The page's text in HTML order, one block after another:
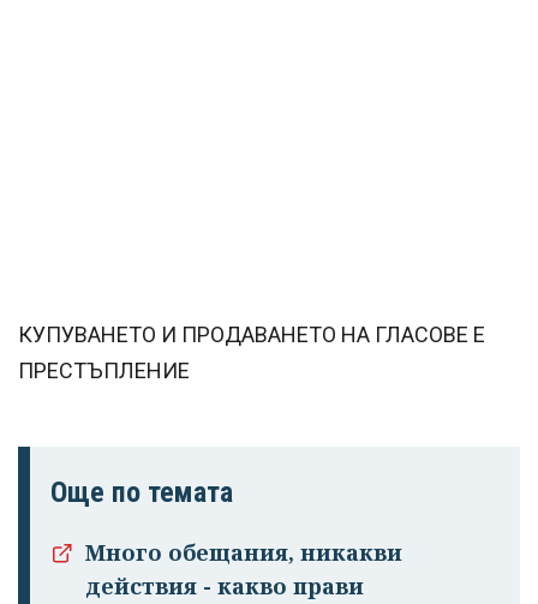
КУПУВАНЕТО И ПРОДАВАНЕТО НА ГЛАСОВЕ Е
ПРЕСТЪПЛЕНИЕ
Още по темата
Много обещания, никакви
действия - какво прави